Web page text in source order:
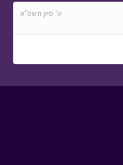
ט' סיון תשפ"א